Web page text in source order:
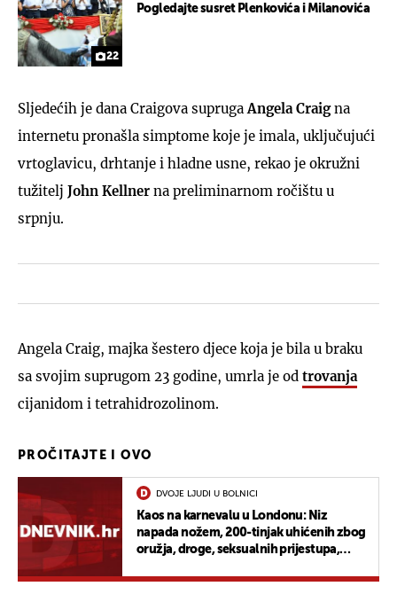
22
Pogledajte susret Plenkovića i Milanovića
Sljedećih je dana Craigova supruga Angela Craigna
internetu pronašla simptome koje je imala, uključujući
vrtoglavicu, drhtanje i hladne usne, rekao je okružni
tužitelj John Kellner na preliminarnom ročištu u
srpnju.
Angela Craig, majka šestero djece koja je bila u braku
sa svojim suprugom 23 godine, umrla je od trovanja
cijanidom i tetrahidrozolinom.
PROČITAJTE I OVO
DVOJE LJUDI U BOLNICI
Kaos na karnevalu u Londonu: Niz
napada nožem, 200-tinjak uhićenih zbog
oružja, droge, seksualnih prijestupa,